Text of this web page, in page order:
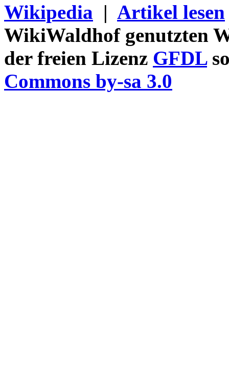
Wikipedia | Artikel lesen
WikiWaldhof genutzten
der freien Lizenz GFDL
Commons by-sa 3.0